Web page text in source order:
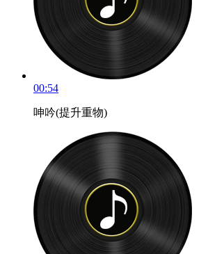
00:54
呻吟(提升重物)